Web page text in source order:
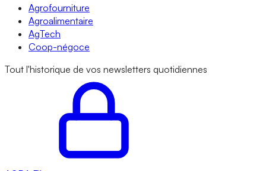
Agrofourniture
Agroalimentaire
AgTech
Coop-négoce
Tout l'historique de vos newsletters quotidiennes